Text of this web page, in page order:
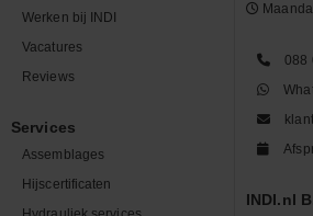
Werken bij INDI
Vacatures
Reviews
Services
Assemblages
Hijscertificaten
088
INDI.nl